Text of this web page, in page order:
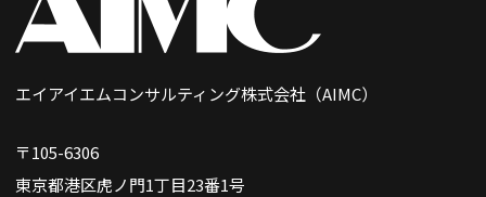
エイアイエムコンサルティング株式会社（AIMC）
〒105-6306
東京都港区虎ノ門1丁目23番1号